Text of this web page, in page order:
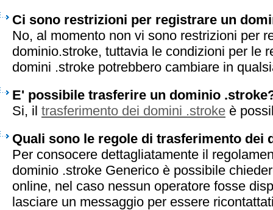
Ci sono restrizioni per registrare un
No, al momento non vi sono restrizioni per
dominio.stroke, tuttavia le condizioni per le
domini .stroke potrebbero cambiare in
E' possibile trasferire un dominio
Si, il trasferimento dei domini .stroke è
Quali sono le regole di trasferimento dei
Per consocere dettagliatamente il
dominio .stroke Generico è possibile
online, nel caso nessun operatore fosse
lasciare un messaggio per essere